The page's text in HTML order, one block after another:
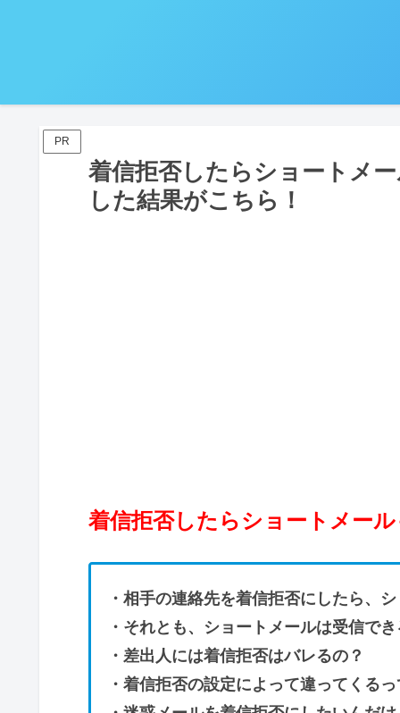
PR
着信拒否したらショートメ
した結果がこちら！
着信拒否したらショートメー
・相手の連絡先を着信拒否にしたら、
・それとも、ショートメールは受信で
・差出人には着信拒否はバレるの？
・着信拒否の設定によって違ってくる